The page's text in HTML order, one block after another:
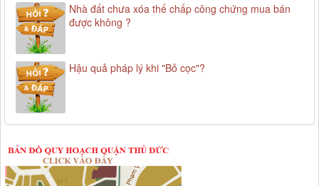
Nhà đất chưa xóa thế chấp công chứng mua bán
được không ?
Hậu quả pháp lý khi "Bỏ cọc"?